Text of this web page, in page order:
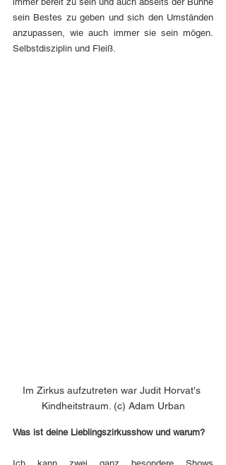
sein Bestes zu geben und sich den Umständen
anzupassen, wie auch immer sie sein mögen.
Selbstdisziplin und Fleiß.
Im Zirkus aufzutreten war Judit Horvat's
Kindheitstraum. (c) Adam Urban
Was ist deine Lieblingszirkusshow und warum?